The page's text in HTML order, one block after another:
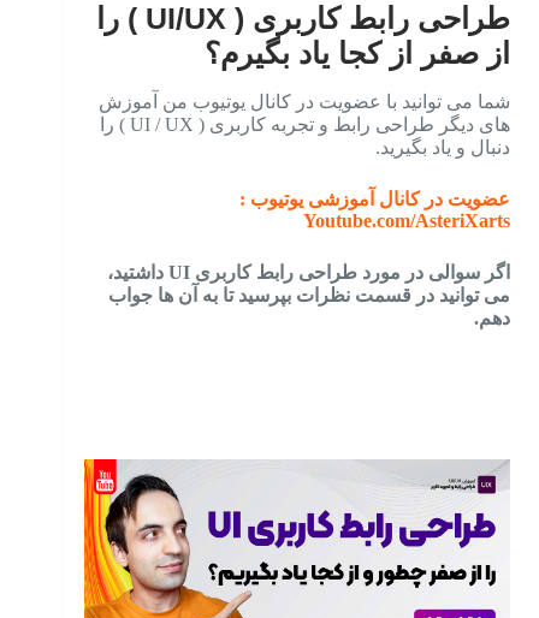
طراحی رابط کاربری ( UI/UX ) را
از صفر از کجا یاد بگیرم؟
شما می توانید با عضویت در کانال یوتیوب من آموزش
های دیگر طراحی رابط و تجربه کاربری ( UI / UX ) را
دنبال و یاد بگیرید.
عضویت در کانال آموزشی یوتیوب :
Youtube.com/AsteriXarts
اگر سوالی در مورد طراحی رابط کاربری UI داشتید،
می توانید در قسمت نظرات بپرسید تا به آن ها جواب
دهم.